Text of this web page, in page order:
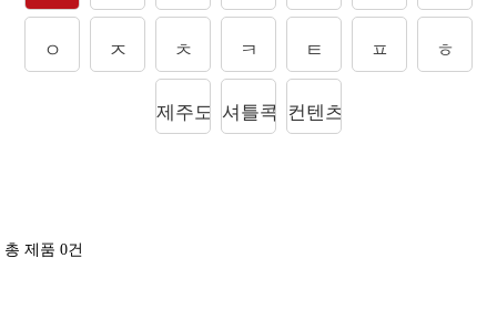
ㅇ ㅈ ㅊ ㅋ ㅌ ㅍ ㅎ
제주도상품셔틀콕 컨텐츠
총 제품 0건